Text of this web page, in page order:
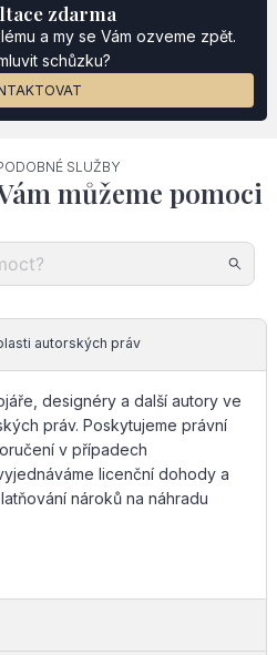
zdarma
a my se Vám ozveme zpět.
schůzku?
SLUŽBY
můžeme pomoci
autorských práv
designéry a další autory ve
práv. Poskytujeme právní
v případech
licenční dohody a
nároků na náhradu